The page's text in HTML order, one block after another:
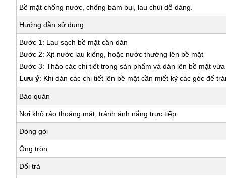
Bề mặt chống nước, chống bám bụi, lau chùi dễ dàng.
Hướng dẫn sử dụng
Bước 1: Lau sạch bề mặt cần dán
Bước 2: Xịt nước lau kiếng, hoặc nước thường lên bề mặt
Bước 3: Tháo các chi tiết trong sản phẩm và dán lên bề mặt
Lưu ý: Khi dán các chi tiết lên bề mặt cần miết kỹ các góc để
Bảo quản
Nơi khô ráo thoáng mát, tránh ánh nắng trực tiếp
Đóng gói
Ống tròn
Đổi trả